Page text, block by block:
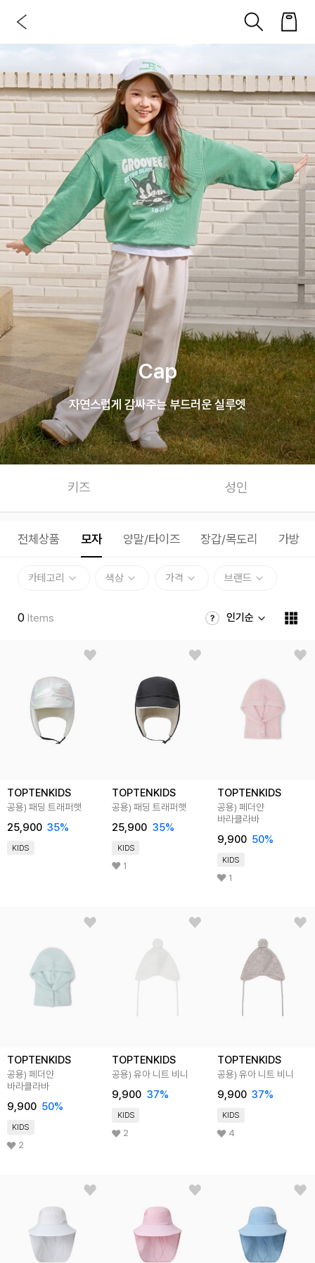
Cap
자연스럽게 감싸주는 부드러운 실루엣
키즈 성인
전체상품 모자 양말/타이즈 장갑/목도리 가방
카테고리 색상 가격 브랜드
0 Items 인기순
TOPTENKIDS
공용) 패딩 트래퍼햇
25,900 35%
KIDS
TOPTENKIDS
공용) 패딩 트래퍼햇
25,900 35%
KIDS
1
TOPTENKIDS
공용) 페더얀
바라클라바
9,900 50%
KIDS
1
TOPTENKIDS
공용) 페더얀
바라클라바
9,900 50%
KIDS
2
TOPTENKIDS
공용) 유아 니트 비니
9,900 37%
KIDS
2
TOPTENKIDS
공용) 유아 니트 비니
9,900 37%
KIDS
4